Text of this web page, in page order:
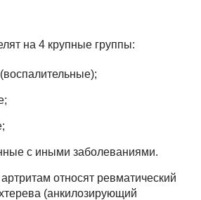
на 4 крупные группы:
с иными заболеваниями.
артритам относят ревматический
(анкилозирующий